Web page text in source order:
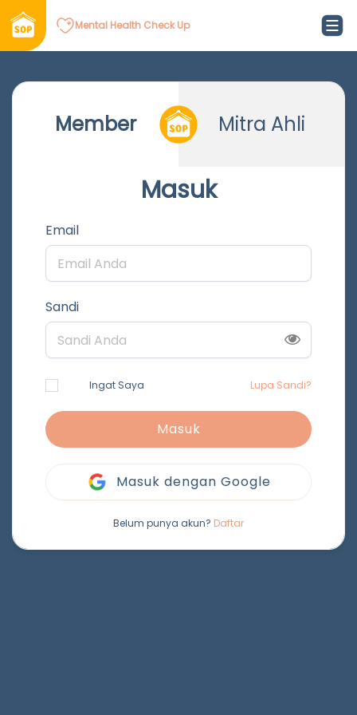
Mental Health Check Up
Member Mitra Ahli
Masuk
Email
Sandi
Ingat Saya Lupa Sandi?
Masuk
Masuk dengan Google
Belum punya akun? Daftar